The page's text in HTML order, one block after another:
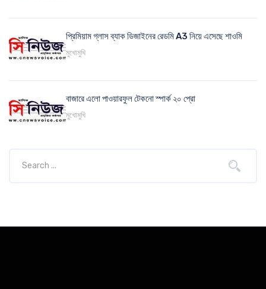
প্রিমিয়াম গ্লাস ব্যাক ডিজাইনের রেডমি A3 নিয়ে এসেছে শাওমি
মুখোমুখি
বাজারে এলো পাওয়ারফুল টেকনো স্পার্ক ২০ প্রো
মুখোমুখি